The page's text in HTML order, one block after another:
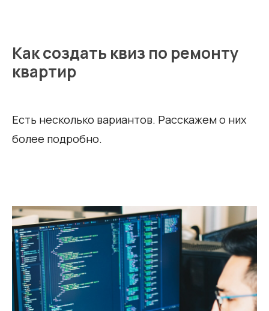
Как создать квиз по ремонту
квартир
Есть несколько вариантов. Расскажем о них
более подробно.